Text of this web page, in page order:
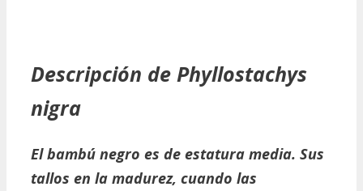
Descripción de Phyllostachys
nigra
El bambú negro es de estatura media. Sus
tallos en la madurez, cuando las